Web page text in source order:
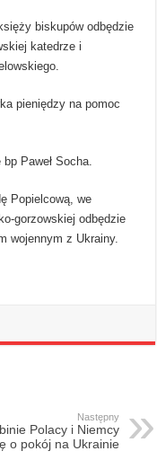
biskupów odbędzie
katedrze i
pieniędzy na pomoc
Paweł Socha.
Popielcową, we
gorzowskiej odbędzie
wojennym z Ukrainy.
Następny
Polacy i Niemcy
o pokój na Ukrainie